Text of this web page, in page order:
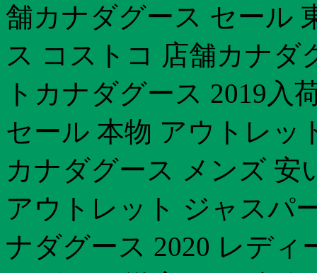
舗カナダグース セール
ス コストコ 店舗カナ
トカナダグース 2019入
セール 本物 アウトレッ
カナダグース メンズ
アウトレット ジャスパ
ナダグース 2020 レデ